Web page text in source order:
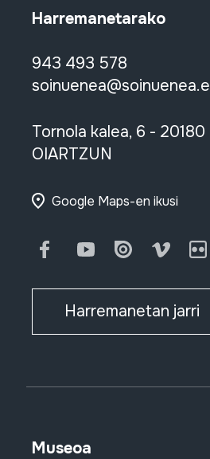
Harremanetarako
943 493 578
Tornola kalea, 6 - 20180
OIARTZUN
Google Maps-en ikusi
FacebookYoutubeIssuu Vimeo
Harremanetan jarri
Museoa